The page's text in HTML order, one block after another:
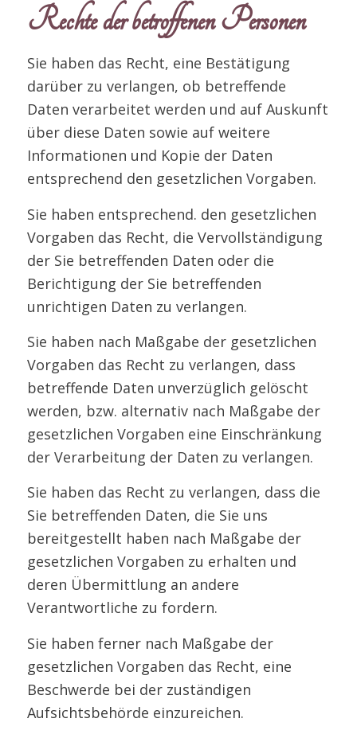
Rechte der betroffenen Personen
Sie haben das Recht, eine Bestätigung
darüber zu verlangen, ob betreffende
Daten verarbeitet werden und auf Auskunft
über diese Daten sowie auf weitere
Informationen und Kopie der Daten
entsprechend den gesetzlichen Vorgaben.
Sie haben entsprechend. den gesetzlichen
Vorgaben das Recht, die Vervollständigung
der Sie betreffenden Daten oder die
Berichtigung der Sie betreffenden
unrichtigen Daten zu verlangen.
Sie haben nach Maßgabe der gesetzlichen
Vorgaben das Recht zu verlangen, dass
betreffende Daten unverzüglich gelöscht
werden, bzw. alternativ nach Maßgabe der
gesetzlichen Vorgaben eine Einschränkung
der Verarbeitung der Daten zu verlangen.
Sie haben das Recht zu verlangen, dass die
Sie betreffenden Daten, die Sie uns
bereitgestellt haben nach Maßgabe der
gesetzlichen Vorgaben zu erhalten und
deren Übermittlung an andere
Verantwortliche zu fordern.
Sie haben ferner nach Maßgabe der
gesetzlichen Vorgaben das Recht, eine
Beschwerde bei der zuständigen
Aufsichtsbehörde einzureichen.